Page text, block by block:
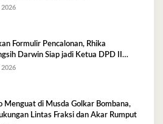
Formulir Pencalonan, Rhika
Darwin Siap jadi Ketua DPD II
Menguat di Musda Golkar Bombana,
Lintas Fraksi dan Akar Rumput